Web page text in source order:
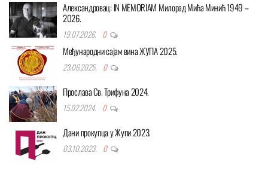
Александровац: IN MEMORIAM Милорад Мића Минић 1949 –
2026.
19.07.2026. 0
Међународни сајам вина ЖУПА 2025.
23.06.2025. 0
Прослава Св. Трифуна 2024.
15.02.2024. 0
Дани прокупца у Жупи 2023.
03.10.2023. 0